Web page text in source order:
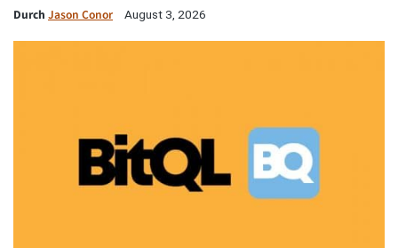
Durch Jason Conor August 3, 2026